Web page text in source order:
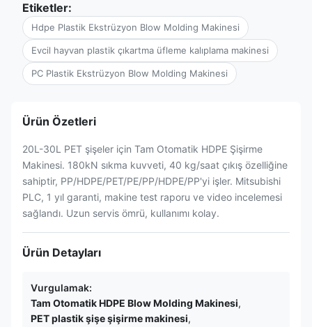
Etiketler:
Hdpe Plastik Ekstrüzyon Blow Molding Makinesi
Evcil hayvan plastik çıkartma üfleme kalıplama makinesi
PC Plastik Ekstrüzyon Blow Molding Makinesi
Ürün Özetleri
20L-30L PET şişeler için Tam Otomatik HDPE Şişirme
Makinesi. 180kN sıkma kuvveti, 40 kg/saat çıkış özelliğine
sahiptir, PP/HDPE/PET/PE/PP/HDPE/PP'yi işler. Mitsubishi
PLC, 1 yıl garanti, makine test raporu ve video incelemesi
sağlandı. Uzun servis ömrü, kullanımı kolay.
Ürün Detayları
Vurgulamak:
Tam Otomatik HDPE Blow Molding Makinesi,
PET plastik şişe şişirme makinesi,